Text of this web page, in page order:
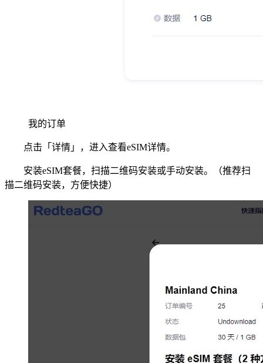
我的订单
点击「详情」，进入查看eSIM详情。
安装eSIM套餐，扫描二维码安装或手动安装。（推荐扫
描二维码安装，方便快捷）